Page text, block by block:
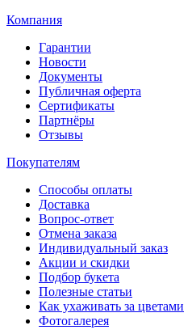
Компания
Гарантии
Новости
Документы
Публичная оферта
Сертификаты
Партнёры
Отзывы
Покупателям
Способы оплаты
Доставка
Вопрос-ответ
Отмена заказа
Индивидуальный заказ
Акции и скидки
Подбор букета
Полезные статьи
Как ухаживать за цветами
Фотогалерея